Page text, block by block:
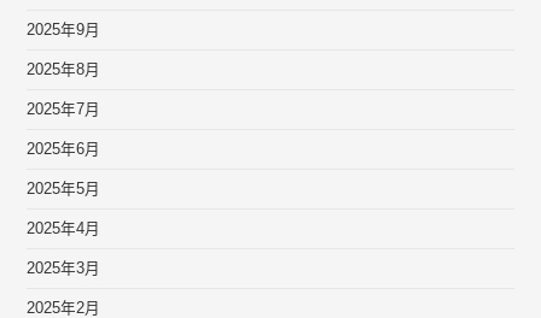
2025年9月
2025年8月
2025年7月
2025年6月
2025年5月
2025年4月
2025年3月
2025年2月